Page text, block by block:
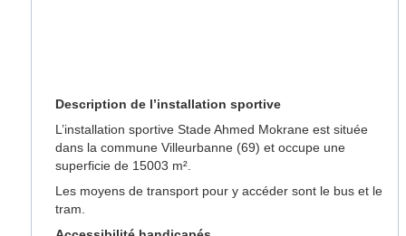
Description de l’installation sportive
L’installation sportive Stade Ahmed Mokrane est située
dans la commune Villeurbanne (69) et occupe une
superficie de 15003 m².
Les moyens de transport pour y accéder sont le bus et le
tram.